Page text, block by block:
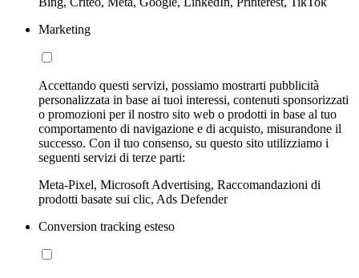
Marketing
Accettando questi servizi, possiamo mostrarti pubblicità
personalizzata in base ai tuoi interessi, contenuti sponsorizzati
o promozioni per il nostro sito web o prodotti in base al tuo
comportamento di navigazione e di acquisto, misurandone il
successo. Con il tuo consenso, su questo sito utilizziamo i
seguenti servizi di terze parti:
Meta-Pixel, Microsoft Advertising, Raccomandazioni di
prodotti basate sui clic, Ads Defender
Conversion tracking esteso